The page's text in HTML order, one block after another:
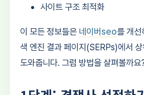
사이트 구조 최적화
이 모든 정보들은 네이버seo를 개
색 엔진 결과 페이지(SERPs)에서
도와줍니다. 그럼 방법을 살펴볼까요